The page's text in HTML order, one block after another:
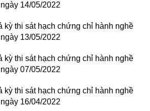
14/05/2022
kỳ thi sát hạch chứng chỉ hành nghề
13/05/2022
kỳ thi sát hạch chứng chỉ hành nghề
07/05/2022
kỳ thi sát hạch chứng chỉ hành nghề
16/04/2022